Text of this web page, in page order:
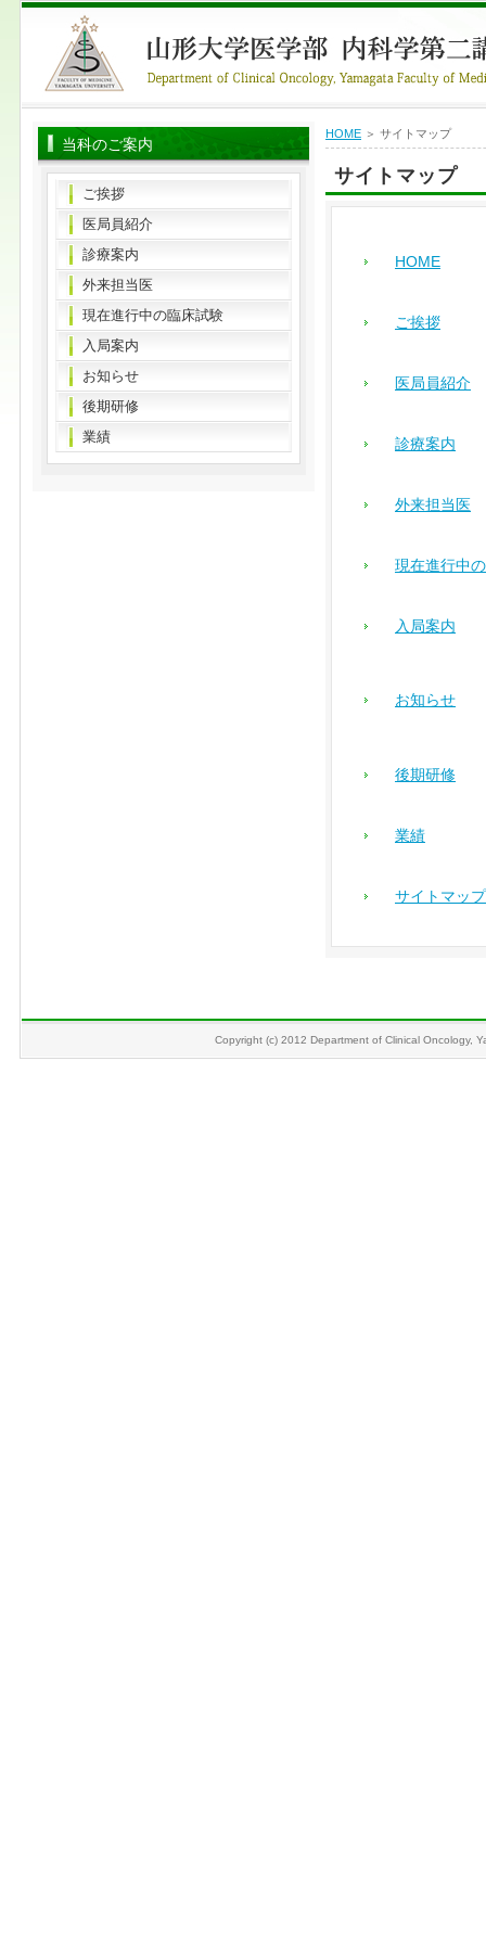
HOME ＞ サイトマップ
サイトマップ
HOME
ご挨拶
医局員紹介
診療案内
外来担当医
現在進行中
入局案内
お知らせ
後期研修
業績
サイトマップ
当科のご案内
ご挨拶
医局員紹介
診療案内
外来担当医
現在進行中の臨床試験
入局案内
お知らせ
後期研修
業績
Copyright (c) 2012 Department of Clinical Oncology,